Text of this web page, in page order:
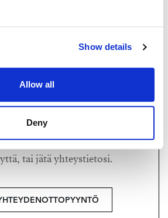
Show details
Allow all
Deny
maarit@strand.fi
Properties Brand Partner,
Ritari LKV | 3021022-8
lisätietoja?
tai jätä yhteystietosi.